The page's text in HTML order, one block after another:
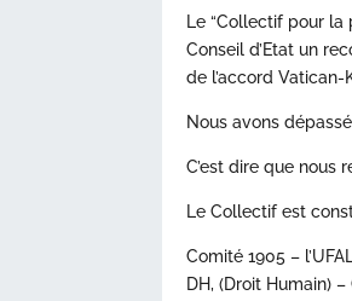
Le “Collectif pour la
Conseil d’Etat un
de l’accord Vatican-
Nous avons
C’est dire que nous
Le Collectif est
Comité 1905 –
DH, (Droit Humain)